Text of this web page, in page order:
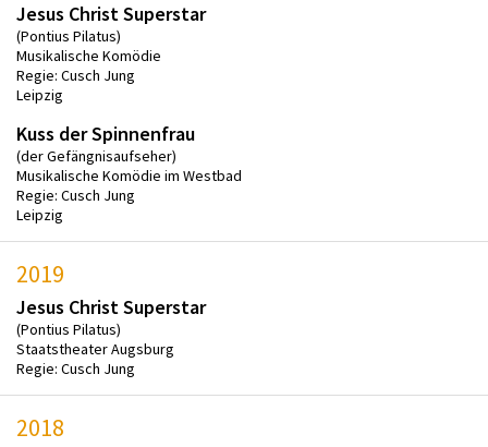
Jesus Christ Superstar
(Pontius Pilatus)
Musikalische Komödie
Regie: Cusch Jung
Leipzig
Kuss der Spinnenfrau
(der Gefängnisaufseher)
Musikalische Komödie im Westbad
Regie: Cusch Jung
Leipzig
2019
Jesus Christ Superstar
(Pontius Pilatus)
Staatstheater Augsburg
Regie: Cusch Jung
2018